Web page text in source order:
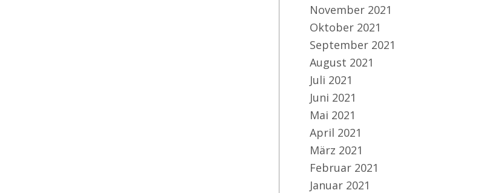
November 2021
Oktober 2021
September 2021
August 2021
Juli 2021
Juni 2021
Mai 2021
April 2021
März 2021
Februar 2021
Januar 2021